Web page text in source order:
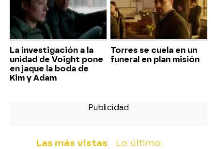
La investigación a la
unidad de Voight pone
en jaque la boda de
Kim y Adam
Torres se cuela en un
funeral en plan misión
Las más vistas Lo último